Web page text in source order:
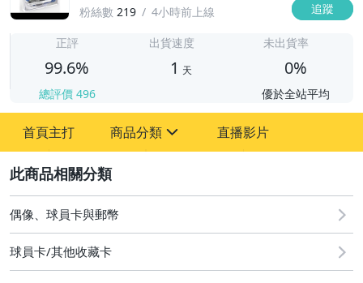
粉絲數 219 4小時前上線 追蹤
正評
99.6%
總評價 496
出貨速度
1 天
未出貨率
0%
優於全站平均
首頁主打 商品分類
玩具、模型與公仔
偶像、球員卡與郵幣
直播影片
偶像、球員卡與郵幣
球員卡/其他收藏卡